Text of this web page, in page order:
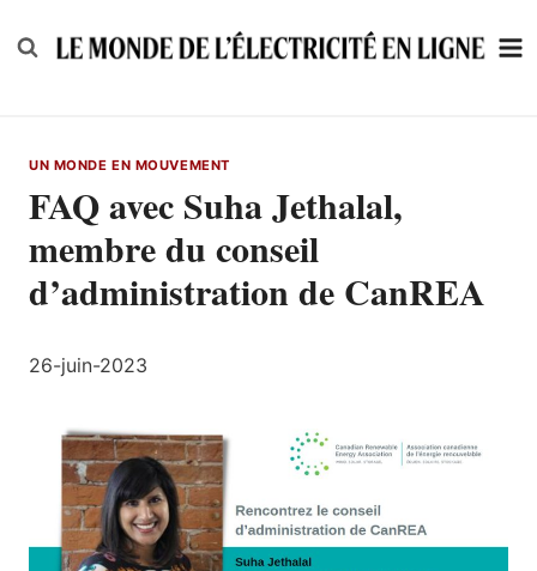
to
UN MONDE EN MOUVEMENT
FAQ avec Suha Jethalal,
membre du conseil
d’administration de CanREA
26-juin-2023